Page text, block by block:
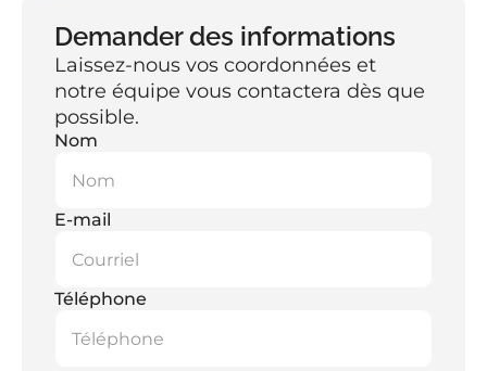
Demander des informations
Laissez-nous vos coordonnées et
notre équipe vous contactera dès que
possible.
Nom
E-mail
Téléphone